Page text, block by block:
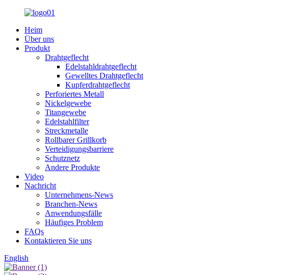
Heim
Über uns
Produkt
Drahtgeflecht
Edelstahldrahtgeflecht
Gewelltes Drahtgeflecht
Kupferdrahtgeflecht
Perforiertes Metall
Nickelgewebe
Titangewebe
Edelstahlfilter
Streckmetalle
Rollbarer Grillkorb
Verteidigungsbarriere
Schutznetz
Andere Produkte
Video
Nachricht
Unternehmens-News
Branchen-News
Anwendungsfälle
Häufiges Problem
FAQs
Kontaktieren Sie uns
English